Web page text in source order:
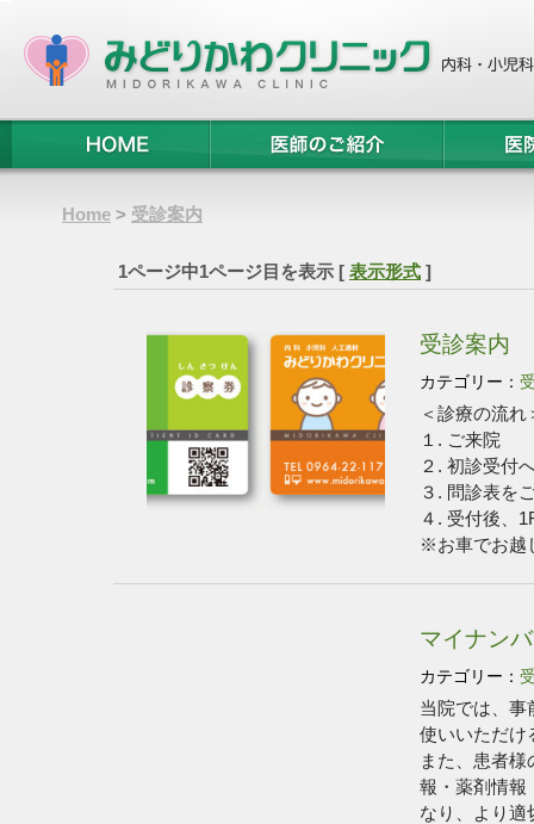
Home > 受診案内
1ページ中1ページ目を表示 [ 表示形式 ]
受診案内
カテゴリー：
＜診療の流れ
１. ご来院
２. 初診受付
３. 問診表を
４. 受付後、
※お車でお越
マイナン
カテゴリー：
当院では、事
使いいただけ
また、患者
報・薬剤情報
なり、より適